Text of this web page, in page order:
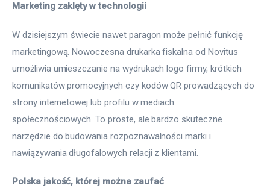
Marketing zaklęty w technologii
W dzisiejszym świecie nawet paragon może pełnić funkcję
marketingową. Nowoczesna drukarka fiskalna od Novitus
umożliwia umieszczanie na wydrukach logo firmy, krótkich
komunikatów promocyjnych czy kodów QR prowadzących do
strony internetowej lub profilu w mediach
społecznościowych. To proste, ale bardzo skuteczne
narzędzie do budowania rozpoznawalności marki i
nawiązywania długofalowych relacji z klientami.
Polska jakość, której można zaufać